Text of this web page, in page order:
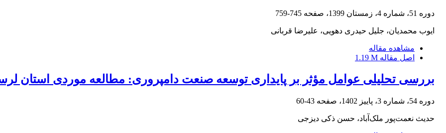
دوره 51، شماره 4، زمستان 1399، صفحه 745-759
ایوب محمدیان، جلیل حیدری دهویی، علیرضا قربانی
مشاهده مقاله
اصل مقاله 1.19 M
بررسی تحلیلی عوامل مؤثر بر پایداری توسعه صنعت دامپروری: مطالعه موردی استان
دوره 54، شماره 3، پاییز 1402، صفحه 43-60
حدیث نعمت‌پور ملک‌آباد، حسن ذکی دیزجی